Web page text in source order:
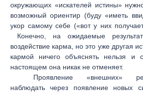
окружающих «искателей истины»
возможный ориентир (буду «иметь
укор самому себе («вот у них
Конечно, на ожидаемые
воздействие карма, но это уже другая
кармой ничего объяснять нельзя и
настоящем она никак не отменяет.
Проявление «внешних»
наблюдать через появление новых